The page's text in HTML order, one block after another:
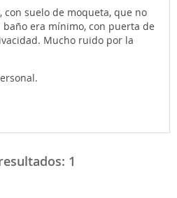
suelo de moqueta, que no
era mínimo, con puerta de
Mucho ruido por la
1